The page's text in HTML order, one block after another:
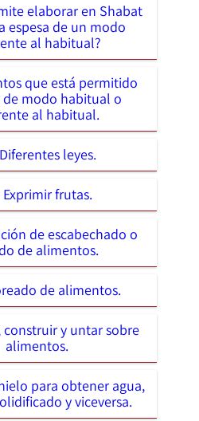
elaborar en Shabat
espesa de un modo
al habitual?
que está permitido
de modo habitual o
al habitual.
leyes.
Exprimir frutas.
de escabechado o
de alimentos.
de alimentos.
construir y untar sobre
alimentos.
para obtener agua,
y viceversa.